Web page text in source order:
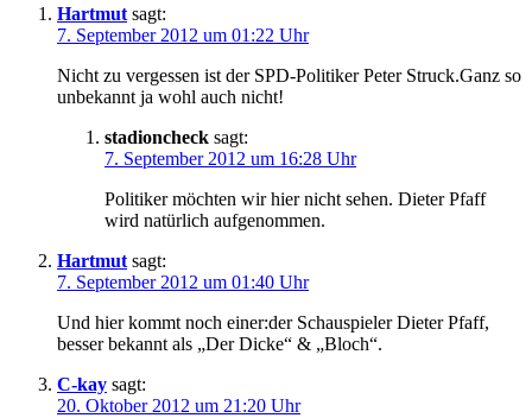
Hartmut sagt:
7. September 2012 um 01:22 Uhr
Nicht zu vergessen ist der SPD-Politiker Peter Struck.Ganz so
unbekannt ja wohl auch nicht!
stadioncheck sagt:
7. September 2012 um 16:28 Uhr
Politiker möchten wir hier nicht sehen. Dieter Pfaff
wird natürlich aufgenommen.
Hartmut sagt:
7. September 2012 um 01:40 Uhr
Und hier kommt noch einer:der Schauspieler Dieter Pfaff,
besser bekannt als „Der Dicke“ & „Bloch“.
C-kay sagt:
20. Oktober 2012 um 21:20 Uhr